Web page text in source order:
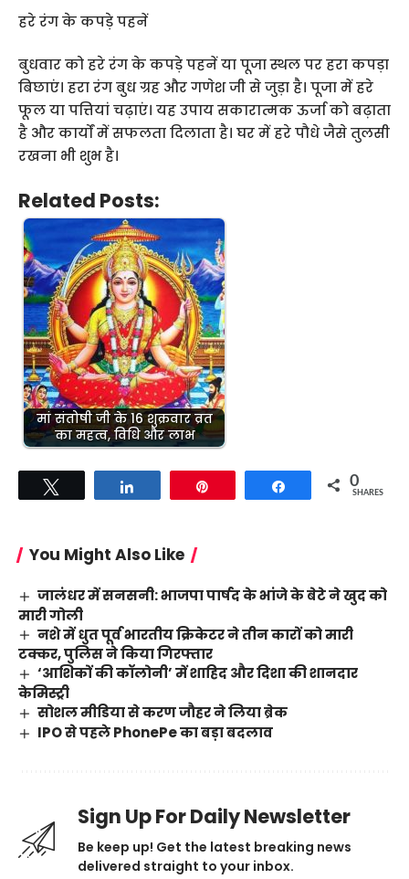
हरे रंग के कपड़े पहनें
बुधवार को हरे रंग के कपड़े पहनें या पूजा स्थल पर हरा कपड़ा
बिछाएं। हरा रंग बुध ग्रह और गणेश जी से जुड़ा है। पूजा में हरे
फूल या पत्तियां चढ़ाएं। यह उपाय सकारात्मक ऊर्जा को बढ़ाता
है और कार्यों में सफलता दिलाता है। घर में हरे पौधे जैसे तुलसी
रखना भी शुभ है।
Related Posts:
मां संतोषी जी के 16 शुक्रवार व्रत
का महत्व, विधि और लाभ
Share 0
SHARES
You Might Also Like
जालंधर में सनसनी: भाजपा पार्षद के भांजे के बेटे ने खुद को
मारी गोली
नशे में धुत पूर्व भारतीय क्रिकेटर ने तीन कारों को मारी
टक्कर, पुलिस ने किया गिरफ्तार
‘आशिकों की कॉलोनी’ में शाहिद और दिशा की शानदार
केमिस्ट्री
सोशल मीडिया से करण जौहर ने लिया ब्रेक
IPO से पहले PhonePe का बड़ा बदलाव
Sign Up For Daily Newsletter
Be keep up! Get the latest breaking news
delivered straight to your inbox.